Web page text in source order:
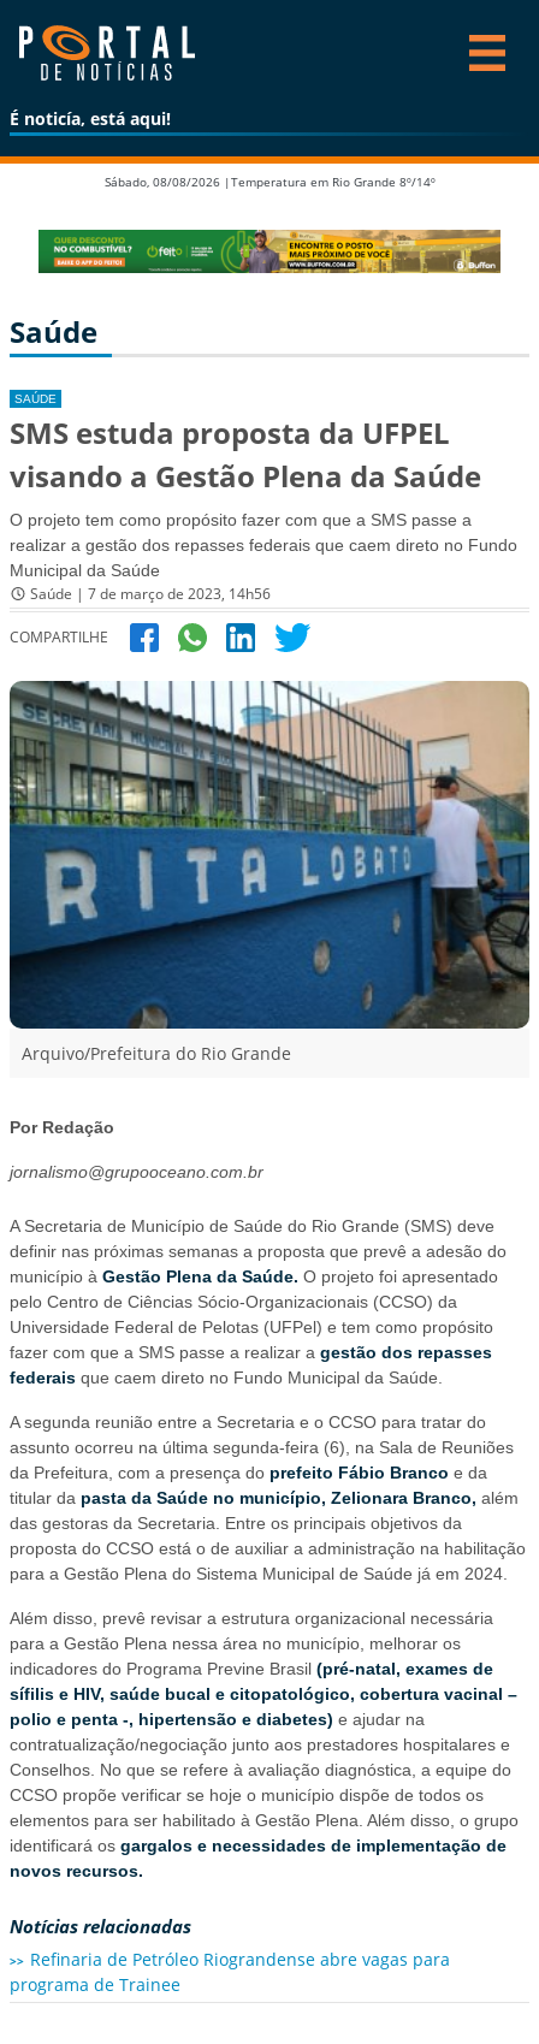
É noticía, está aqui!
Sábado, 08/08/2026 | Temperatura em Rio Grande 8º/14º
Saúde
SAÚDE
SMS estuda proposta da UFPEL
visando a Gestão Plena da Saúde
O projeto tem como propósito fazer com que a SMS passe a
realizar a gestão dos repasses federais que caem direto no Fundo
Municipal da Saúde
Saúde | 7 de março de 2023, 14h56
COMPARTILHE
Arquivo/Prefeitura do Rio Grande
Por Redação
jornalismo@grupooceano.com.br
A Secretaria de Município de Saúde do Rio Grande (SMS) deve
definir nas próximas semanas a proposta que prevê a adesão do
município à Gestão Plena da Saúde. O projeto foi apresentado
pelo Centro de Ciências Sócio-Organizacionais (CCSO) da
Universidade Federal de Pelotas (UFPel) e tem como propósito
fazer com que a SMS passe a realizar a gestão dos repasses
federais que caem direto no Fundo Municipal da Saúde.
A segunda reunião entre a Secretaria e o CCSO para tratar do
assunto ocorreu na última segunda-feira (6), na Sala de Reuniões
da Prefeitura, com a presença do prefeito Fábio Branco e da
titular da pasta da Saúde no município, Zelionara Branco, além
das gestoras da Secretaria. Entre os principais objetivos da
proposta do CCSO está o de auxiliar a administração na habilitação
para a Gestão Plena do Sistema Municipal de Saúde já em 2024.
Além disso, prevê revisar a estrutura organizacional necessária
para a Gestão Plena nessa área no município, melhorar os
indicadores do Programa Previne Brasil (pré-natal, exames de
sífilis e HIV, saúde bucal e citopatológico, cobertura vacinal –
polio e penta -, hipertensão e diabetes) e ajudar na
contratualização/negociação junto aos prestadores hospitalares e
Conselhos. No que se refere à avaliação diagnóstica, a equipe do
CCSO propõe verificar se hoje o município dispõe de todos os
elementos para ser habilitado à Gestão Plena. Além disso, o grupo
identificará os gargalos e necessidades de implementação de
novos recursos.
Notícias relacionadas
Refinaria de Petróleo Riograndense abre vagas para
programa de Trainee